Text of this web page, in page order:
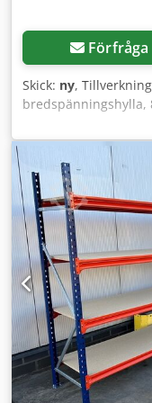
Förfråga
Skick: ny,
bredspänningshylla,
lagerhyllor,
smådelshyllor Data:
Längd: ca 11,45
07 x gavlar ca 200 x
185 cm - 18 x
Aicjkr - 36 x
säkerhetssprintar -
400 kg hyllplan, vid
lagernivåer -
förzinkade - Ny vara
tillgängliga!
en mindre avgift på
FLERA
lagstadgad moms
Transport: Leverans